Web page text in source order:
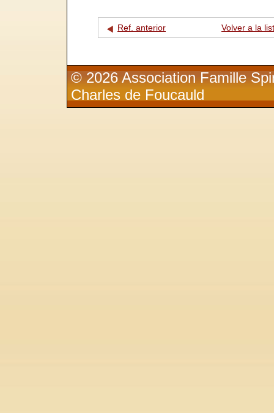
Ref. anterior Volver a la
© 2026 Association Famille
Charles de Foucauld